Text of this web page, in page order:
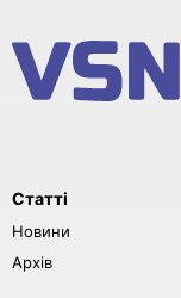
Статті
Новини
Архів